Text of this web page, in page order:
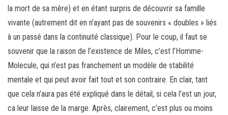
la mort de sa mère) et en étant surpris de découvrir sa famille
vivante (autrement dit en n’ayant pas de souvenirs « doubles » liés
à un passé dans la continuité classique). Pour le coup, il faut se
souvenir que la raison de l’existence de Miles, c’est l’Homme-
Molecule, qui n’est pas franchement un modèle de stabilité
mentale et qui peut avoir fait tout et son contraire. En clair, tant
que cela n’aura pas été expliqué dans le détail, si cela l’est un jour,
ca leur laisse de la marge. Après, clairement, c’est plus ou moins